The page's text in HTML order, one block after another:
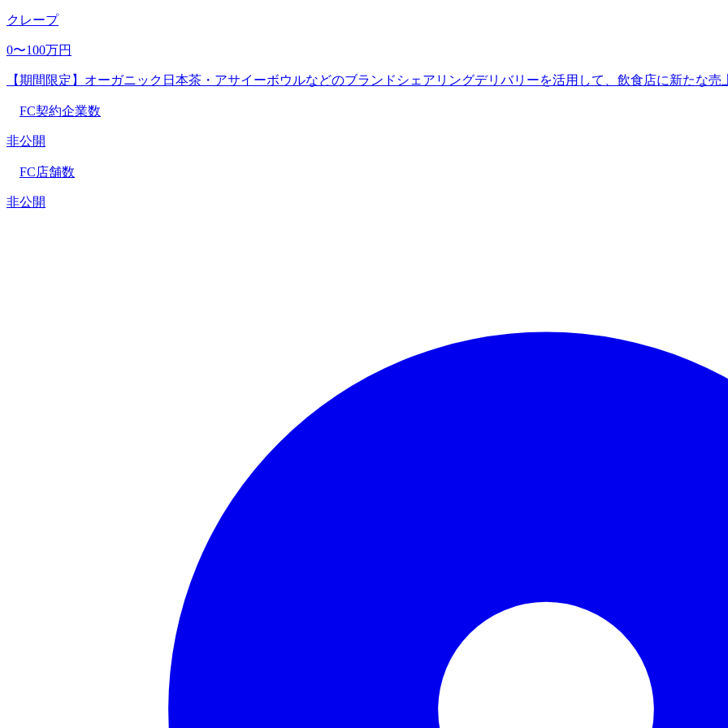
クレープ
0〜100万円
【期間限定】オーガニック日本茶・アサイーボウルなどのブランドシェアリングデリバリーを活用して、飲食店に新たな売
FC契約企業数
非公開
FC店舗数
非公開